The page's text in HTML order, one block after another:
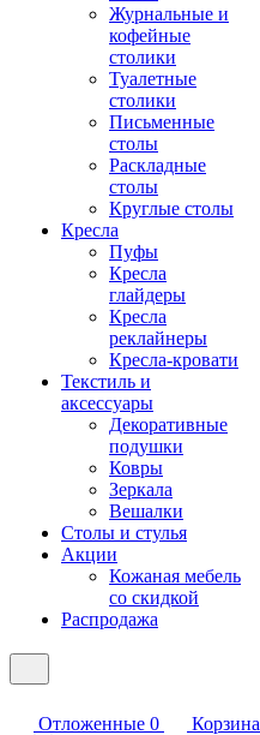
Журнальные и
кофейные
столики
Туалетные
столики
Письменные
столы
Раскладные
столы
Круглые столы
Кресла
Пуфы
Кресла
глайдеры
Кресла
реклайнеры
Кресла-кровати
Текстиль и
аксессуары
Декоративные
подушки
Ковры
Зеркала
Вешалки
Столы и стулья
Акции
Кожаная мебель
со скидкой
Распродажа
Отложенные 0 Корзина